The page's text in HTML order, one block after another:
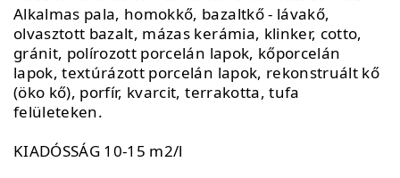
Alkalmas pala, homokkő, bazaltkő - lávakő,
olvasztott bazalt, mázas kerámia, klinker, cotto,
gránit, polírozott porcelán lapok, kőporcelán
lapok, textúrázott porcelán lapok, rekonstruált kő
(öko kő), porfír, kvarcit, terrakotta, tufa
felületeken.
KIADÓSSÁG 10-15 m2/l